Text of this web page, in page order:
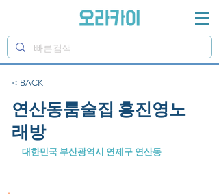
< BACK
연산동룸술집 홍진영노
래방
대한민국 부산광역시 연제구 연산동